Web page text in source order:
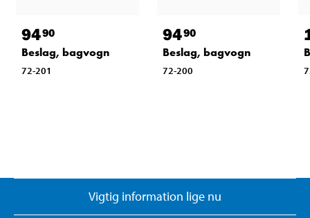
9490
Beslag, bagvogn
72-201
9490
Beslag, bagvogn
72-200
Vigtig information lige nu